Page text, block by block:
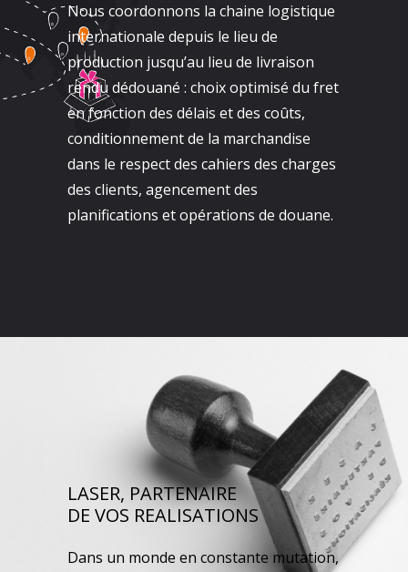
Nous coordonnons la chaine logistique
internationale depuis le lieu de
production jusqu’au lieu de livraison
rendu dédouané : choix optimisé du fret
en fonction des délais et des coûts,
conditionnement de la marchandise
dans le respect des cahiers des charges
des clients, agencement des
planifications et opérations de douane.
LASER, PARTENAIRE
DE VOS REALISATIONS
Dans un monde en constante mutation,